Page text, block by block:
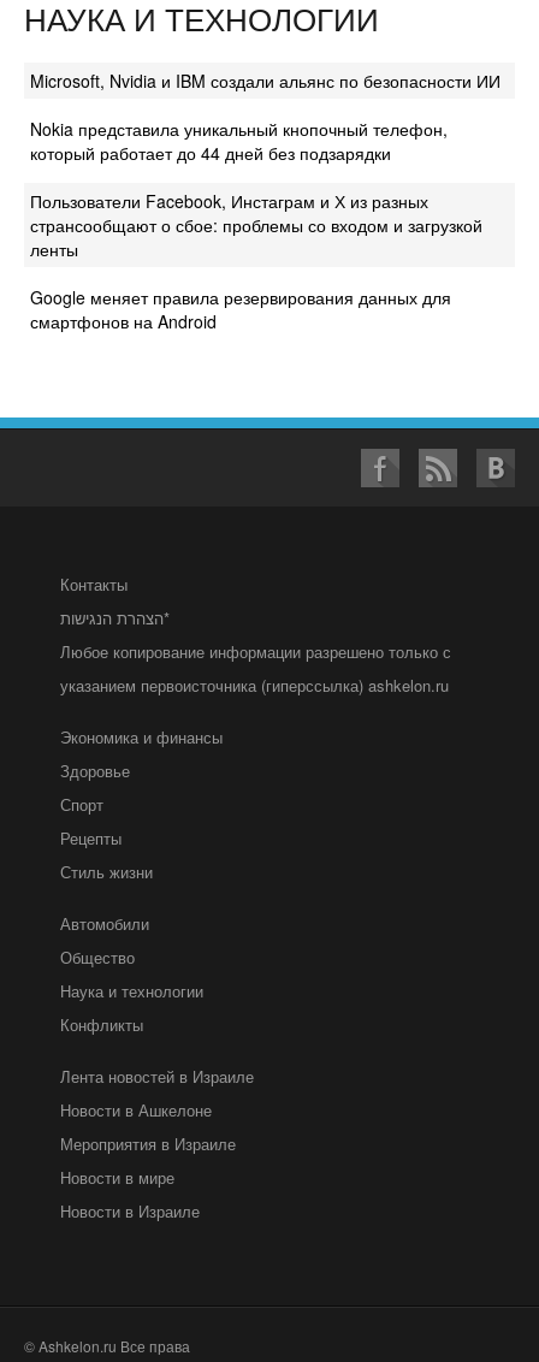
НАУКА И ТЕХНОЛОГИИ
Microsoft, Nvidia и IBM создали альянс по безопасности ИИ
Nokia представила уникальный кнопочный телефон,
который работает до 44 дней без подзарядки
Пользователи Facebook, Инстаграм и Х из разных
странсообщают о сбое: проблемы со входом и загрузкой
ленты
Google меняет правила резервирования данных для
смартфонов на Android
Контакты
הצהרת הנגישות*
Любое копирование информации разрешено только с
указанием первоисточника (гиперссылка) ashkelon.ru
Экономика и финансы
Здоровье
Спорт
Рецепты
Стиль жизни
Автомобили
Общество
Наука и технологии
Конфликты
Лента новостей в Израиле
Новости в Ашкелоне
Мероприятия в Израиле
Новости в мире
Новости в Израиле
© Ashkelon.ru Все права